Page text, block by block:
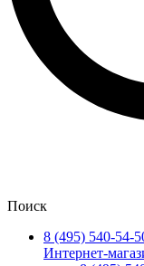
Поиск
8 (495) 540-54-
Интернет-